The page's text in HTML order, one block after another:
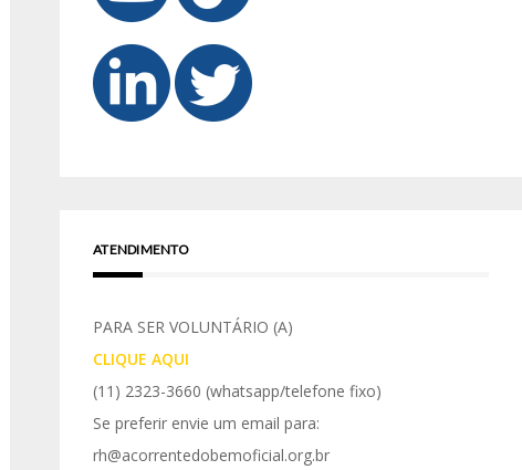
ATENDIMENTO
PARA SER VOLUNTÁRIO (A)
CLIQUE AQUI
(11) 2323-3660 (whatsapp/telefone fixo)
Se preferir envie um email para:
rh@acorrentedobemoficial.org.br